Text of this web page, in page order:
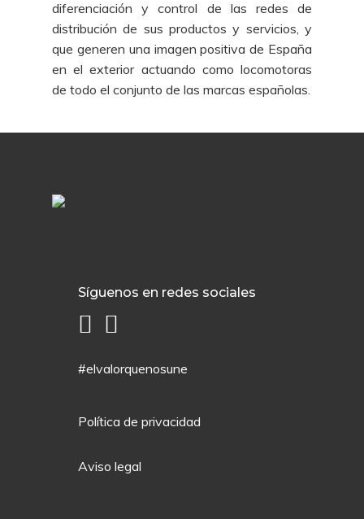
diferenciación y control de las redes de
distribución de sus productos y servicios, y
que generen una imagen positiva de España
en el exterior actuando como locomotoras
de todo el conjunto de las marcas españolas.
Síguenos en redes sociales
#elvalorquenosune
Política de privacidad
Aviso legal